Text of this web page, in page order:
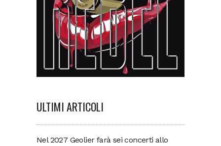
ULTIMI ARTICOLI
Nel 2027 Geolier farà sei concerti allo